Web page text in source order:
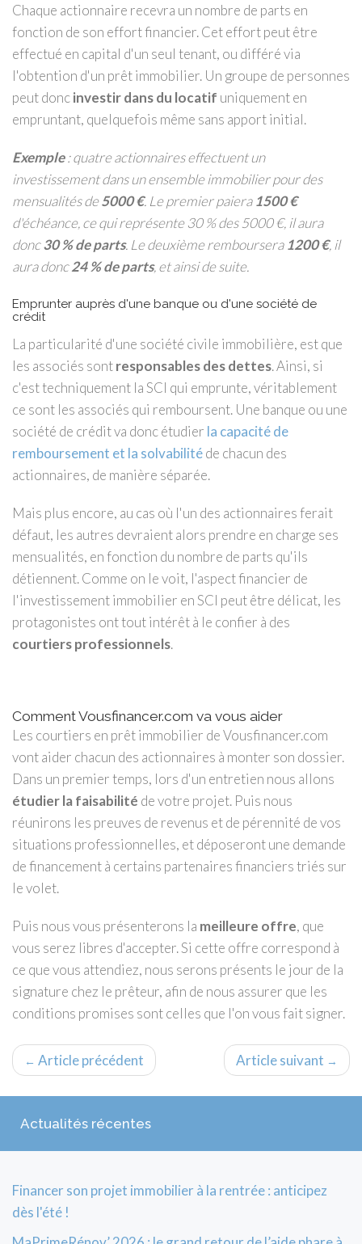
Chaque actionnaire recevra un nombre de parts en
fonction de son effort financier. Cet effort peut être
effectué en capital d'un seul tenant, ou différé via
l'obtention d'un prêt immobilier. Un groupe de personnes
peut doncinvestir dans du locatif uniquement en
empruntant, quelquefois même sans apport initial.
Exemple: quatre actionnaires effectuent un
investissement dans un ensemble immobilier pour des
mensualités de5000 €. Le premier paiera1500 €
d'échéance, ce qui représente 30 % des 5000 €, il aura
donc30 % de parts. Le deuxième remboursera1200 €, il
aura donc24 % de parts, et ainsi de suite.
Emprunter auprès d'une banque ou d'une société de
crédit
La particularité d'une société civile immobilière, est que
les associés sontresponsables des dettes. Ainsi, si
c'est techniquement la SCI qui emprunte, véritablement
ce sont les associés qui remboursent. Une banque ou une
société de crédit va donc étudier la capacité de
remboursement et la solvabilitéde chacun des
actionnaires, de manière séparée.
Mais plus encore, au cas où l'un des actionnaires ferait
défaut, les autres devraient alors prendre en charge ses
mensualités, en fonction du nombre de parts qu'ils
détiennent. Comme on le voit, l'aspect financier de
l'investissement immobilier en SCI peut être délicat, les
protagonistes ont tout intérêt à le confier à des
courtiers professionnels.
Comment Vousfinancer.com va vous aider
Les courtiers en prêt immobilier de Vousfinancer.com
vont aider chacun des actionnaires à monter son dossier.
Dans un premier temps, lors d'un entretien nous allons
étudier la faisabilité de votre projet. Puis nous
réunirons les preuves de revenus et de pérennité de vos
situations professionnelles, et déposeront une demande
de financement à certains partenaires financiers triés sur
le volet.
Puis nous vous présenterons la meilleure offre, que
vous serez libres d'accepter. Si cette offre correspond à
ce que vous attendiez, nous serons présents le jour de la
signature chez le prêteur, afin de nous assurer que les
conditions promises sont celles que l'on vous fait signer.
← Article précédent Article suivant →
Actualités récentes
Financer son projet immobilier à la rentrée : anticipez
dès l'été !